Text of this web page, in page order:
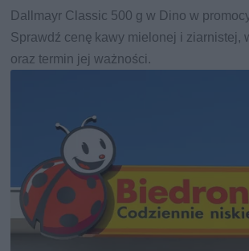
Dallmayr Classic 500 g w Dino w
Sprawdź cenę kawy mielonej i ziarnistej,
oraz termin jej ważności.